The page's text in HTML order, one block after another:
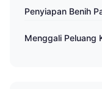
Penyiapan Benih
Menggali Peluang